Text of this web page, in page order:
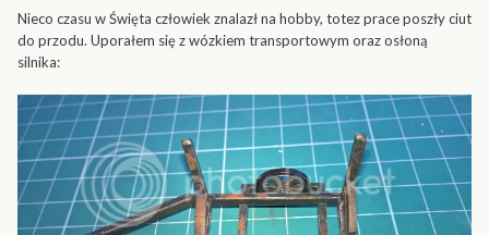
Nieco czasu w Święta człowiek znalazł na hobby, totez prace poszły ciut
do przodu. Uporałem się z wózkiem transportowym oraz osłoną
silnika: